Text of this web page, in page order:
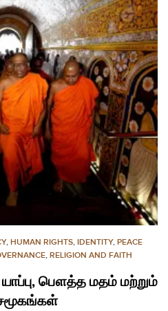
, HUMAN RIGHTS, IDENTITY, PEACE
, RELIGION AND FAITH
பௌத்த மதம் மற்றும்